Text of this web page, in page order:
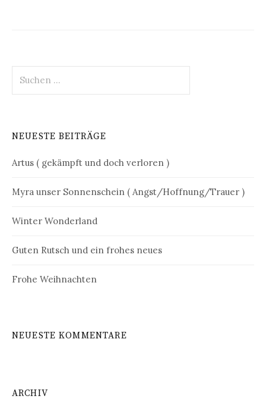
nach:
NEUESTE BEITRÄGE
Artus ( gekämpft und doch verloren )
Myra unser Sonnenschein ( Angst/Hoffnung/Trauer )
Winter Wonderland
Guten Rutsch und ein frohes neues
Frohe Weihnachten
NEUESTE KOMMENTARE
ARCHIV